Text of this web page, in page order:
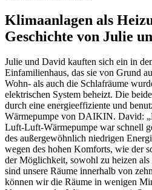
Klimaanlagen als
Geschichte von Julie
Julie und David kauften sich ein in
Einfamilienhaus, das sie von Grund
Wohn- als auch die Schlafräume
elektrischen System beheizt. Die
durch eine energieeffiziente und
Wärmepumpe von DAIKIN. David:
Luft-Luft-Wärmepumpe war schnell
des außergewöhnlich niedrigen
wegen des hohen Komforts, wie der
der Möglichkeit, sowohl zu heizen
sind unsere Räume innerhalb von
können wir die Räume in wenigen